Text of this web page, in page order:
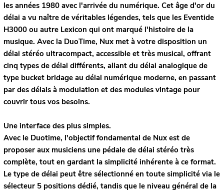
les années 1980 avec l'arrivée du numérique. Cet âge d'or du
délai a vu naître de véritables légendes, tels que les Eventide
H3000 ou autre Lexicon qui ont marqué l'histoire de la
musique. Avec la DuoTime, Nux met à votre disposition un
délai stéréo ultracompact, accessible et très musical, offrant
cinq types de délai différents, allant du délai analogique de
type bucket bridage au délai numérique moderne, en passant
par des délais à modulation et des modules vintage pour
couvrir tous vos besoins.
Une interface des plus simples.
Avec le Duotime, l'objectif fondamental de Nux est de
proposer aux musiciens une pédale de délai stéréo très
complète, tout en gardant la simplicité inhérente à ce format.
Le type de délai peut être sélectionné en toute simplicité via le
sélecteur 5 positions dédié, tandis que le niveau général de la